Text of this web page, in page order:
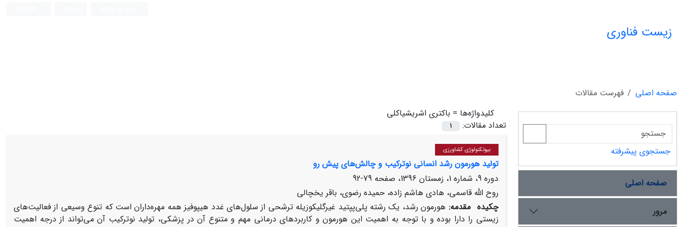
زیست فناوری
صفحه اصلی
فهرست مقالات
کلیدواژه‌ها = باکتری ‌اشریشیاکلی
تعداد مقالات:
1
بیوتکنولوژی کشاورزی
تولید هورمون رشد انسانی نوترکیب و ‌چالش‌های پیش رو
دوره 9، شماره 1، زمستان 1396، صفحه
79-92
روح الله قاسمی، هادی هاشم زاده، حمیده رضوی، باقر یخچالی
چکیده مقدمه: هورمون رشد، یک رشته پلی‌پپتید غیرگلیکوزیله ترشحی از سلول‌های غدد هیپوفیز همه مهره‌داران است که تنوع وسیعی از فعالیت‌های
زیستی را دارا بوده و با توجه به اهمیت این هورمون و کاربردهای درمانی مهم و متنوع آن در پزشکی، تولید نوترکیب آن می‌تواند از درجه اهمیت
جستجوی پیشرفته
صفحه اصلی
مرور